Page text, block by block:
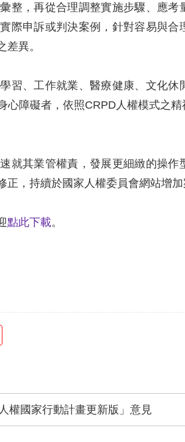
整，再從合理調整實施步驟、應
際申訴或判決案例，針對容易與
異。
習、工作就業、醫療健康、文化休
障礙者，依照CRPD人權模式之
就其業管權責，發展更細緻的操
，持續於國家人權委員會網站增加
點此下載。
權國家行動計畫更新版」意見